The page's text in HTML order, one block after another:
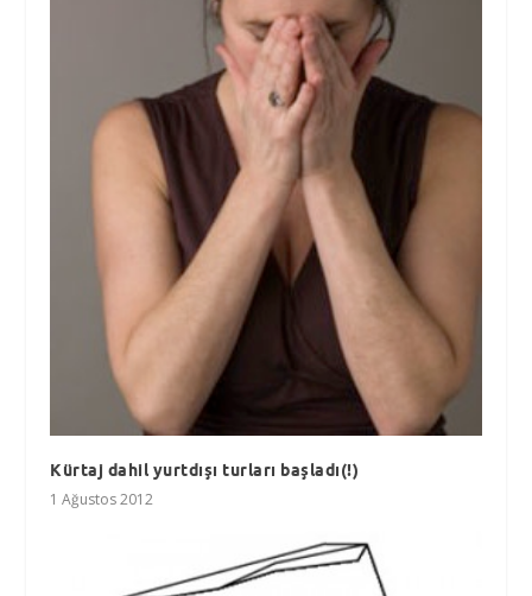
Kürtaj dahil yurtdışı turları başladı(!)
1 Ağustos 2012